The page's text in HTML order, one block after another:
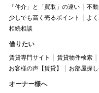
「仲介」と「買取」の違い
不
少しでも高く売るポイント
よ
相続相談
借りたい
賃貸専門サイト 賃貸物件検索
お客様の声【賃貸】
お部屋探
オーナー様へ